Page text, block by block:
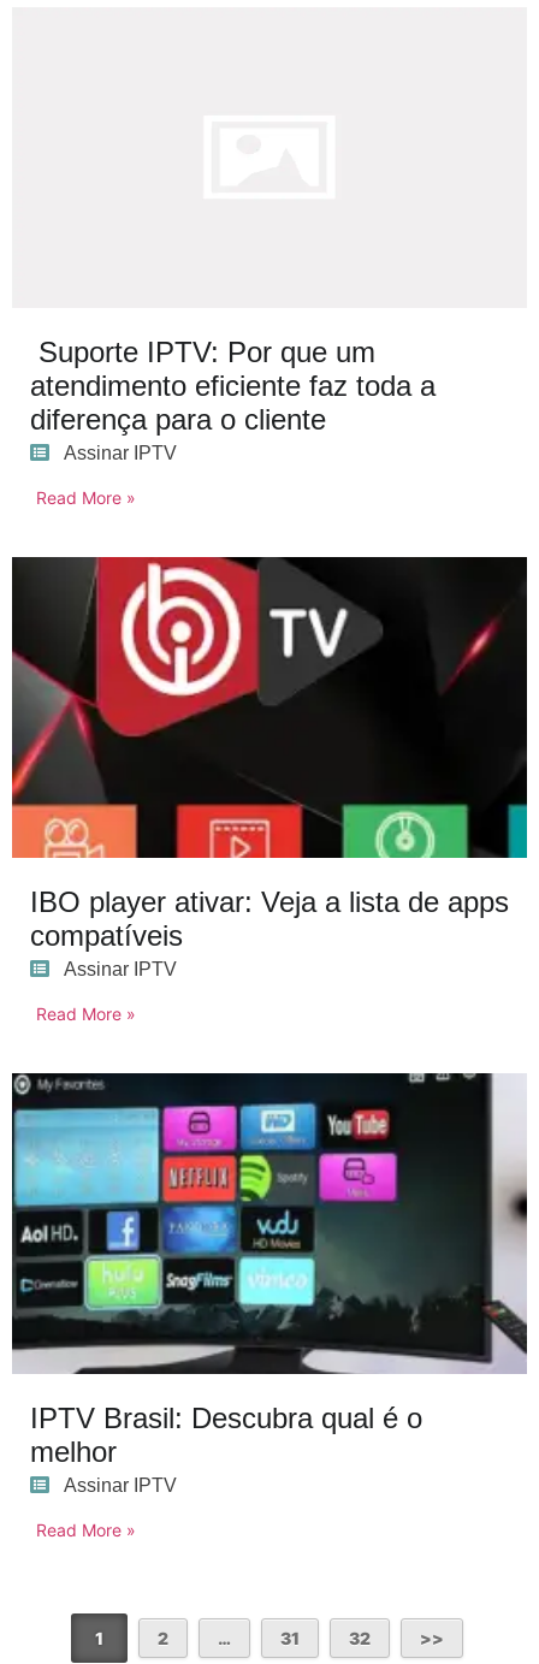
Suporte IPTV: Por que um
atendimento eficiente faz toda a
diferença para o cliente
Assinar IPTV
Read More »
IBO player ativar: Veja a lista de apps
compatíveis
Assinar IPTV
Read More »
IPTV Brasil: Descubra qual é o
melhor
Assinar IPTV
Read More »
1 2 … 31 32